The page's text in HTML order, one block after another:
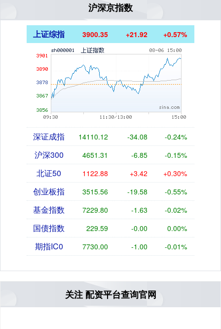
沪深京指数
上证综指 3900.35 +21.92 +0.57%
深证成指 14110.12 -34.08 -0.24%
沪深300 4651.31 -6.85 -0.15%
北证50 1122.88 +3.42 +0.30%
创业板指 3515.56 -19.58 -0.55%
基金指数 7229.80 -1.63 -0.02%
国债指数 229.59 -0.00 0.00%
期指IC0 7730.00 -1.00 -0.01%
关注 配资平台查询官网